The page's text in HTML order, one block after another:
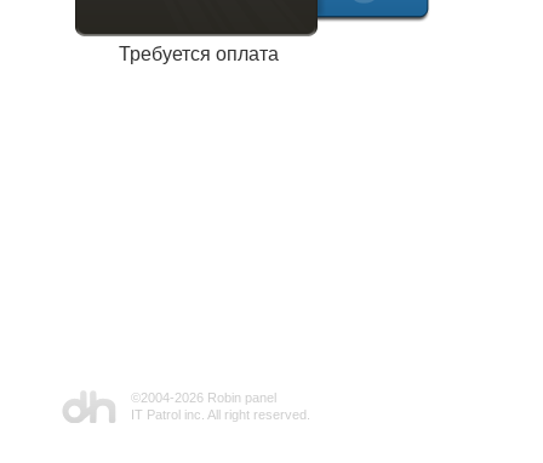
Требуется оплата
©2004-2026 Robin panel
IT Patrol inc. All right reserved.